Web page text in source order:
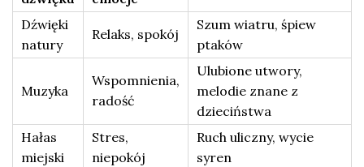
Dźwięki
natury
Relaks, spokój
Szum wiatru, śpiew
ptaków
Muzyka
Wspomnienia,
radość
Ulubione utwory,
melodie znane z
dzieciństwa
Hałas
miejski
Stres,
niepokój
Ruch uliczny, wycie
syren